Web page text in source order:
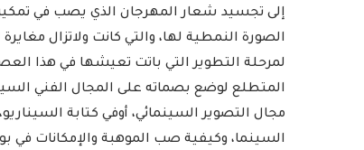
إلى تجسيد شعار المهرجان الذي يصب في تمكين
الصورة النمطية لها، والتي كانت ولاتزال
لمرحلة التطوير التي باتت تعيشها في هذا
المتطلع لوضع بصماته على المجال الفني
مجال التصوير السينمائي، أوفي كتابة
السينما، وكيفية صب الموهبة والإمكانات في